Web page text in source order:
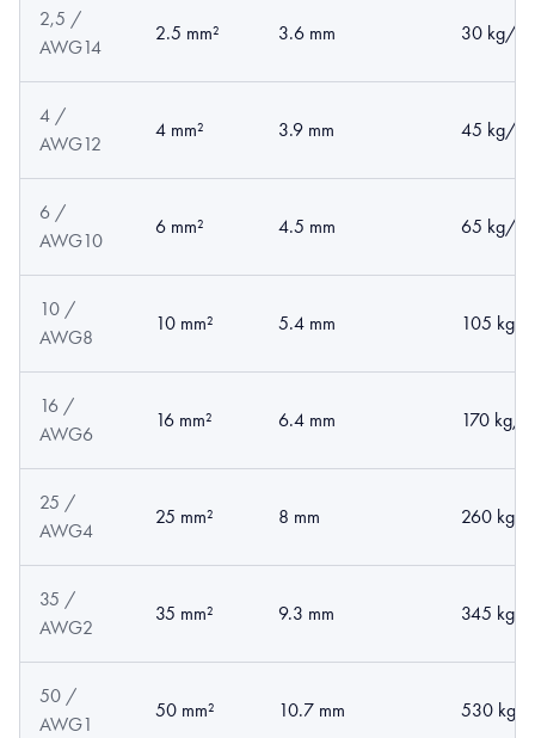
2,5 /
AWG14
2.5 mm² 3.6 mm 30 kg/
4 /
AWG12
4 mm² 3.9 mm 45 kg/
6 /
AWG10
6 mm² 4.5 mm 65 kg/
10 /
AWG8
10 mm² 5.4 mm 105 kg/
16 /
AWG6
16 mm² 6.4 mm 170 kg/
25 /
AWG4
25 mm² 8 mm 260 kg/
35 /
AWG2
35 mm² 9.3 mm 345 kg/
50 /
AWG1
50 mm² 10.7 mm 530 kg/